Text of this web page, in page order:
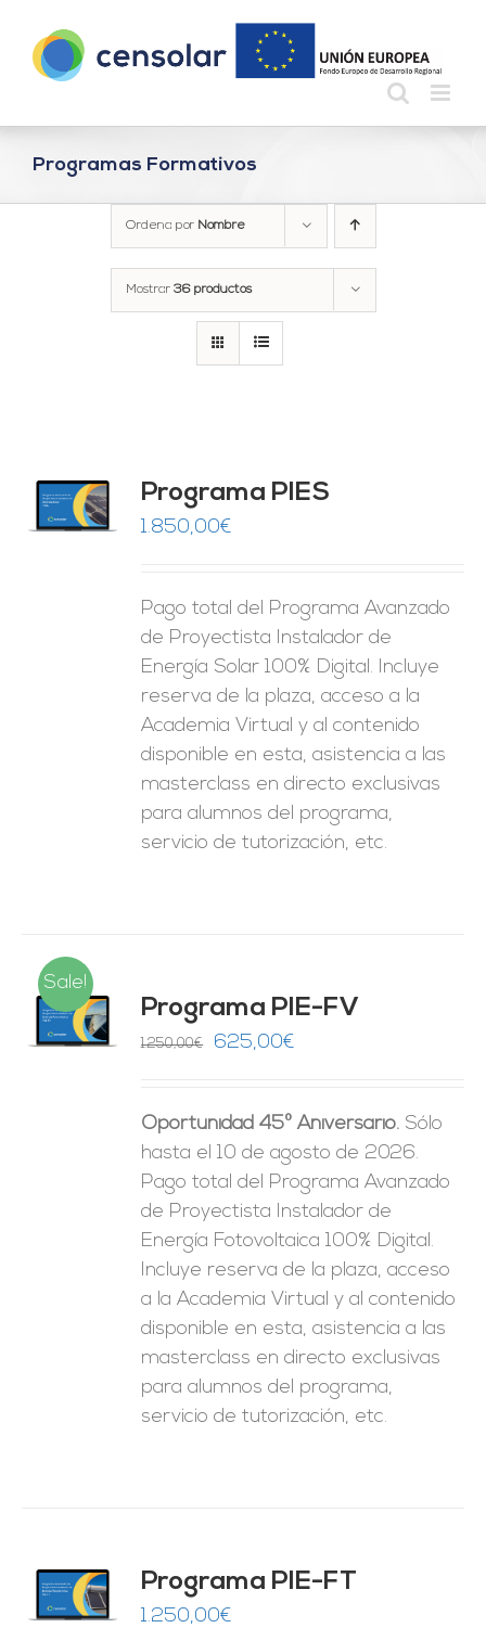
contenido
Programas Formativos
Ordena por Nombre
Mostrar 36 productos
Programa PIES
1.850,00€
Pago total del Programa Avanzado
de Proyectista Instalador de
Energía Solar 100% Digital. Incluye
reserva de la plaza, acceso a la
Academia Virtual y al contenido
disponible en esta, asistencia a las
masterclass en directo exclusivas
para alumnos del programa,
servicio de tutorización, etc.
Sale!
Programa PIE-FV
1.250,00€
El
era:
1.250,00€.
625,00€
es:
625,00€.
Oportunidad 45º Aniversario. Sólo
hasta el 10 de agosto de 2026.
Pago total del Programa Avanzado
de Proyectista Instalador de
Energía Fotovoltaica 100% Digital.
Incluye reserva de la plaza, acceso
a la Academia Virtual y al contenido
disponible en esta, asistencia a las
masterclass en directo exclusivas
para alumnos del programa,
servicio de tutorización, etc.
Programa PIE-FT
1.250,00€